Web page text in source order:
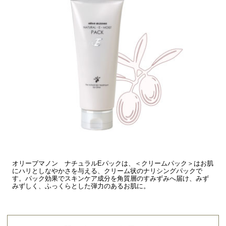
オリーブマノン ナチュラルEパックは、＜クリームパック＞はお肌
にハリとしなやかさを与える、クリーム状のナリシングパックで
す。パック効果でスキンケア成分を角質層のすみずみへ届け、みず
みずしく、ふっくらとした弾力のあるお肌に。